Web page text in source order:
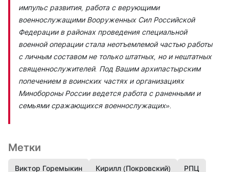
импульс развития, работа с верующими
военнослужащими Вооруженных Сил Российской
Федерации в районах проведения специальной
военной операции стала неотъемлемой частью работы
с личным составом не только штатных, но и нештатных
священнослужителей. Под Вашим архипастырским
попечением в воинских частях и организациях
Минобороны России ведется работа с раненными и
семьями сражающихся военнослужащих»
Метки
Виктор Горемыкин Кирилл (Покровский) РПЦ